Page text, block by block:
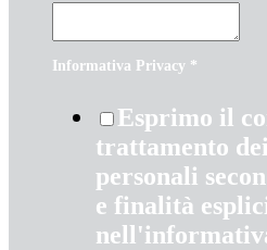
Informativa Privacy *
Esprimo il
trattamento
personali
e finalità